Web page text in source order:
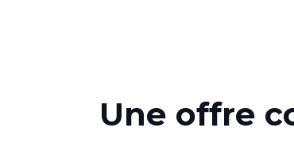
Une offre